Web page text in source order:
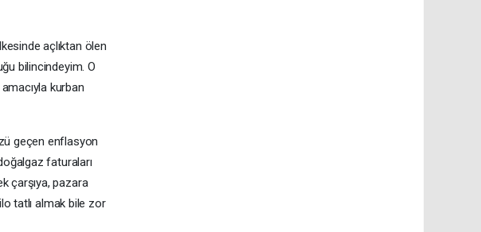
açlıktan ölen
bilincindeyim. O
kurban
geçen enflasyon
faturaları
çarşıya, pazara
tatlı almak bile zor